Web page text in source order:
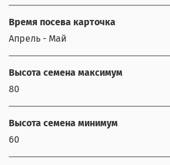
Время посева карточка
Апрель - Май
Высота семена максимум
80
Высота семена минимум
60